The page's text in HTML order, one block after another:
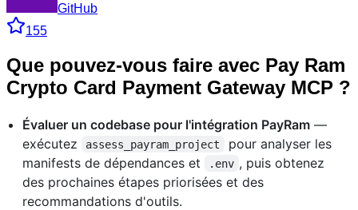
GitHub
155
Que pouvez-vous faire avec Pay Ram
Crypto Card Payment Gateway MCP ?
Évaluer un codebase pour l'intégration PayRam —
exécutez
assess_payram_project
pour analyser les
manifests de dépendances et
.env , puis obtenez
des prochaines étapes priorisées et des
recommandations d'outils.